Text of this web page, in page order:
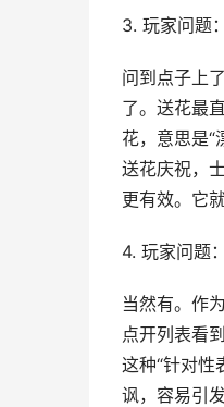
3. 玩家问题
问到点子上
了。送花最
花，意思是“
送花庆祝，
更有效。它
4. 玩家问题
当然有。作
点开列表看
这种“针对性
讽，容易引